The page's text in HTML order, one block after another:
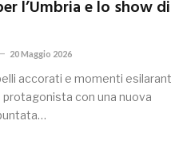
l’Umbria e lo show
20 Maggio 2026
accorati e momenti
con una nuova